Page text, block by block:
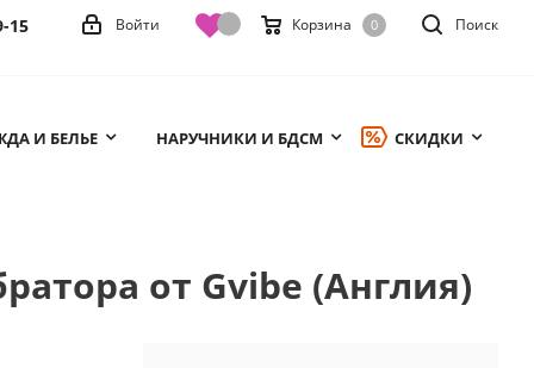
Поиск
Корзина 0
Войти
15
И БЕЛЬЕ НАРУЧНИКИ И БДСМ СКИДКИ
от Gvibe (Англия)